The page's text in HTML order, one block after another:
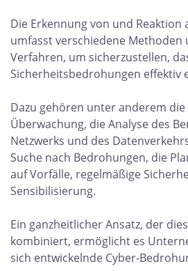
Die Erkennung von und Reaktion
umfasst verschiedene Methoden
Verfahren, um sicherzustellen,
Sicherheitsbedrohungen effektiv
Dazu gehören unter anderem
Überwachung, die Analyse des
Netzwerks und des
Suche nach Bedrohungen, die
auf Vorfälle, regelmäßige
Sensibilisierung.
Ein ganzheitlicher Ansatz, der
kombiniert, ermöglicht es
sich entwickelnde Cyber-